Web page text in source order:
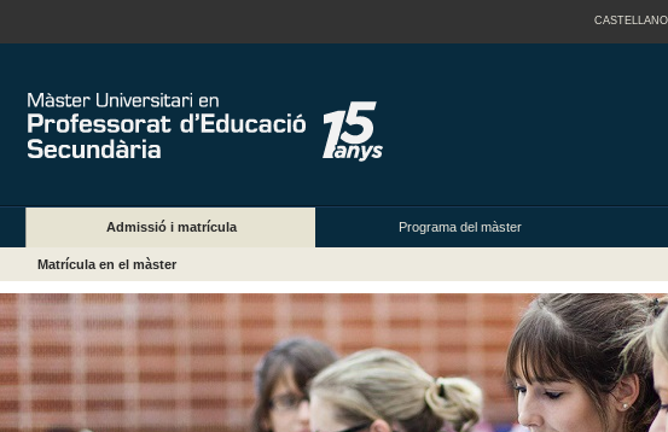
CASTELLANO
Admissió i matrícula Programa del màster
Matrícula en el màster